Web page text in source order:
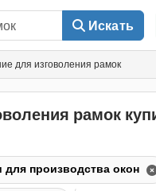
Искать
для изговоления рамок
рамок
для производства окон